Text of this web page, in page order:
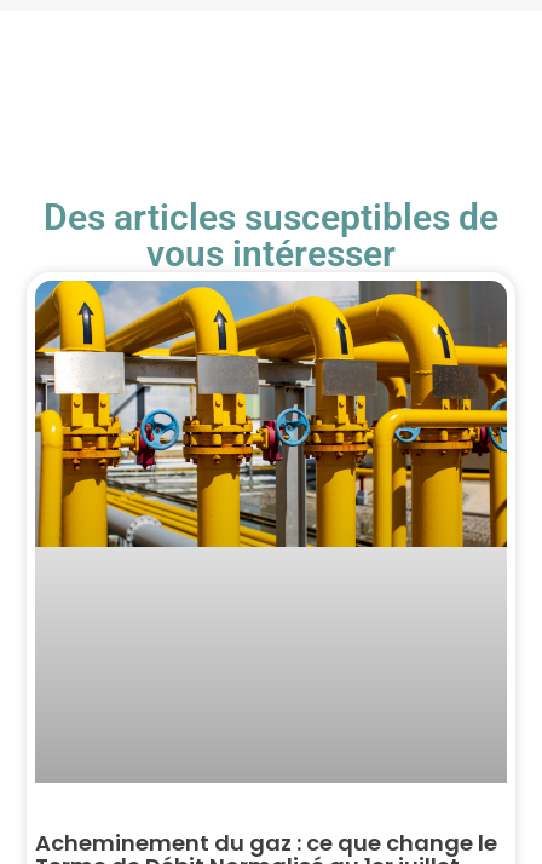
Des articles susceptibles de
vous intéresser
Acheminement du gaz : ce que change le